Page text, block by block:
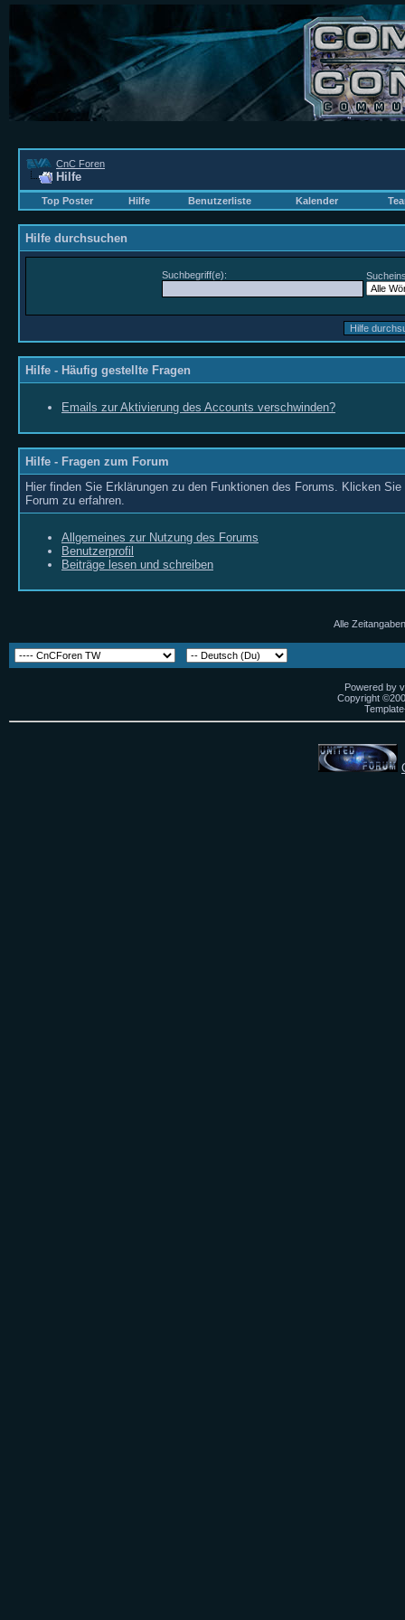
CnC Foren
Hilfe
Top Poster Hilfe Benutzerliste Kalender
Hilfe durchsuchen
Suchbegriff(e):
Hilfe - Häufig gestellte Fragen
Emails zur Aktivierung des Accounts verschwinden?
Hilfe - Fragen zum Forum
Hier finden Sie Erklärungen zu den Funktionen des Forums. Klicken
Forum zu erfahren.
Allgemeines zur Nutzung des Forums
Benutzerprofil
Beiträge lesen und schreiben
Alle
Powered by
Copyright